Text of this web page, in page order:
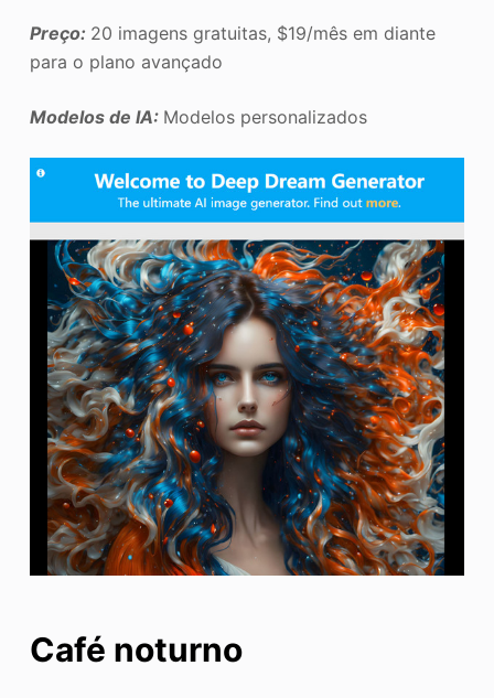
Preço: 20 imagens gratuitas, $19/mês em diante
para o plano avançado
Modelos de IA: Modelos personalizados
Café noturno